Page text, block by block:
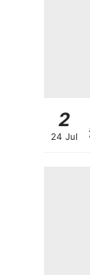
2
24 Jul